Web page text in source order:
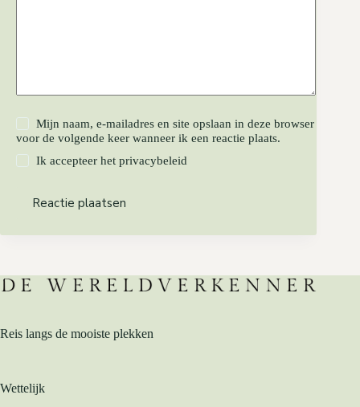
Mijn naam, e-mailadres en site opslaan in deze browser
voor de volgende keer wanneer ik een reactie plaats.
Ik accepteer hetprivacybeleid
Reactie plaatsen
Reis langs de mooiste plekken
Wettelijk